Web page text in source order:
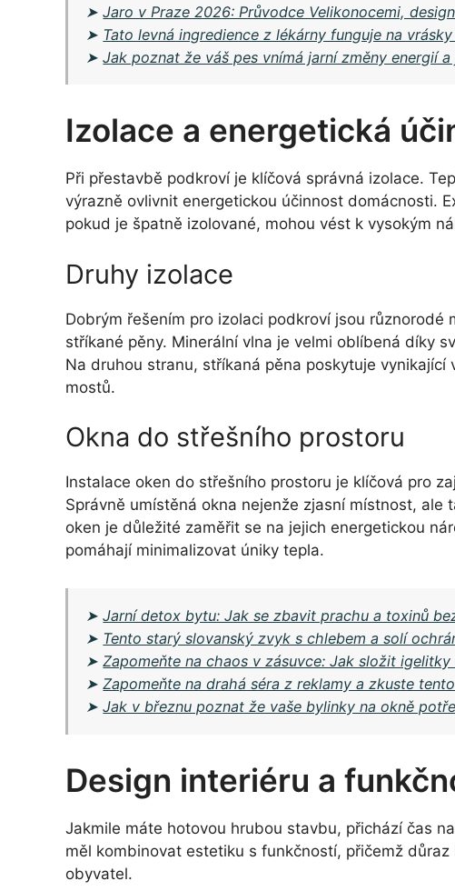
➤Jaro v Praze 2026: Průvodce Velikonocemi,
➤ Tato levná ingredience z lékárny funguje na
➤Jak poznat že váš pes vnímá jarní změny energií
Izolace a energetická
Při přestavbě podkroví je klíčová správná izolace.
výrazně ovlivnit energetickou účinnost domácnosti.
pokud je špatně izolované, mohou vést k vysokým
Druhy izolace
Dobrým řešením pro izolaci podkroví jsou různorodé
stříkané pěny. Minerální vlna je velmi oblíbená díky
Na druhou stranu, stříkaná pěna poskytuje
mostů.
Okna do střešního prostoru
Instalace oken do střešního prostoru je klíčová pro
Správně umístěná okna nejenže zjasní místnost,
oken je důležité zaměřit se na jejich energetickou
pomáhají minimalizovat úniky tepla.
➤Jarní detox bytu: Jak se zbavit prachu a toxinů
➤ Tento starý slovanský zvyk s chlebem a solí
➤Zapomeňte na chaos v zásuvce: Jak složit
➤Zapomeňte na drahá séra z reklamy a zkuste
➤Jak v březnu poznat že vaše bylinky na okně
Design interiéru a
Jakmile máte hotovou hrubou stavbu, přichází čas
měl kombinovat estetiku s funkčností, přičemž
obyvatel.